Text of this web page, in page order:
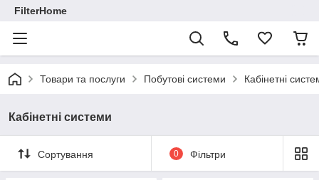
FilterHome
Товари та послуги Побутові системи Кабінетні
Кабінетні системи
Сортування 0 Фільтри